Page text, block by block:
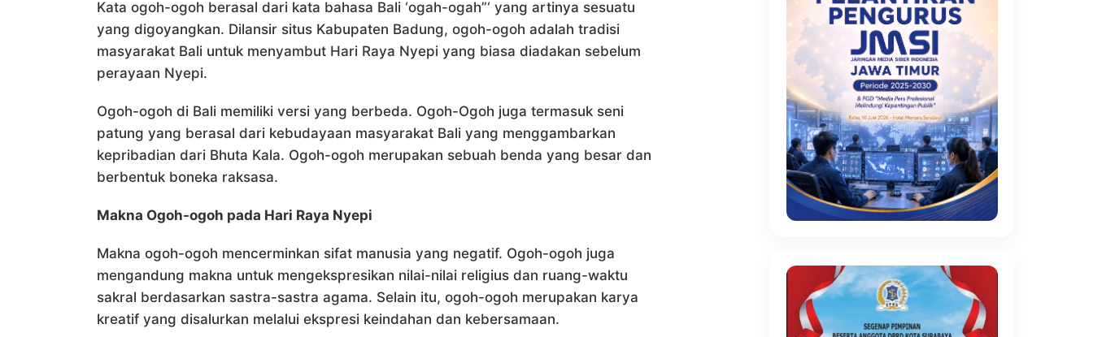
Kata ogoh-ogoh berasal dari kata bahasa Bali ‘ogah-ogah”‘ yang artinya sesuatu
yang digoyangkan. Dilansir situs Kabupaten Badung, ogoh-ogoh adalah tradisi
masyarakat Bali untuk menyambut Hari Raya Nyepi yang biasa diadakan sebelum
perayaan Nyepi.
Ogoh-ogoh di Bali memiliki versi yang berbeda. Ogoh-Ogoh juga termasuk seni
patung yang berasal dari kebudayaan masyarakat Bali yang menggambarkan
kepribadian dari Bhuta Kala. Ogoh-ogoh merupakan sebuah benda yang besar dan
berbentuk boneka raksasa.
Makna Ogoh-ogoh pada Hari Raya Nyepi
Makna ogoh-ogoh mencerminkan sifat manusia yang negatif. Ogoh-ogoh juga
mengandung makna untuk mengekspresikan nilai-nilai religius dan ruang-waktu
sakral berdasarkan sastra-sastra agama. Selain itu, ogoh-ogoh merupakan karya
kreatif yang disalurkan melalui ekspresi keindahan dan kebersamaan.